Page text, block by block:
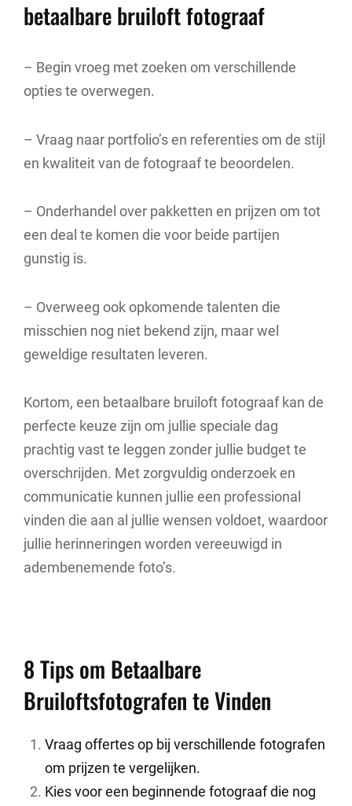
betaalbare bruiloft fotograaf
– Begin vroeg met zoeken om verschillende
opties te overwegen.
– Vraag naar portfolio’s en referenties om de stijl
en kwaliteit van de fotograaf te beoordelen.
– Onderhandel over pakketten en prijzen om tot
een deal te komen die voor beide partijen
gunstig is.
– Overweeg ook opkomende talenten die
misschien nog niet bekend zijn, maar wel
geweldige resultaten leveren.
Kortom, een betaalbare bruiloft fotograaf kan de
perfecte keuze zijn om jullie speciale dag
prachtig vast te leggen zonder jullie budget te
overschrijden. Met zorgvuldig onderzoek en
communicatie kunnen jullie een professional
vinden die aan al jullie wensen voldoet, waardoor
jullie herinneringen worden vereeuwigd in
adembenemende foto’s.
8 Tips om Betaalbare
Bruiloftsfotografen te Vinden
Vraag offertes op bij verschillende fotografen
om prijzen te vergelijken.
Kies voor een beginnende fotograaf die nog